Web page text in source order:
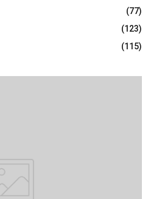
(77)
(123)
(115)